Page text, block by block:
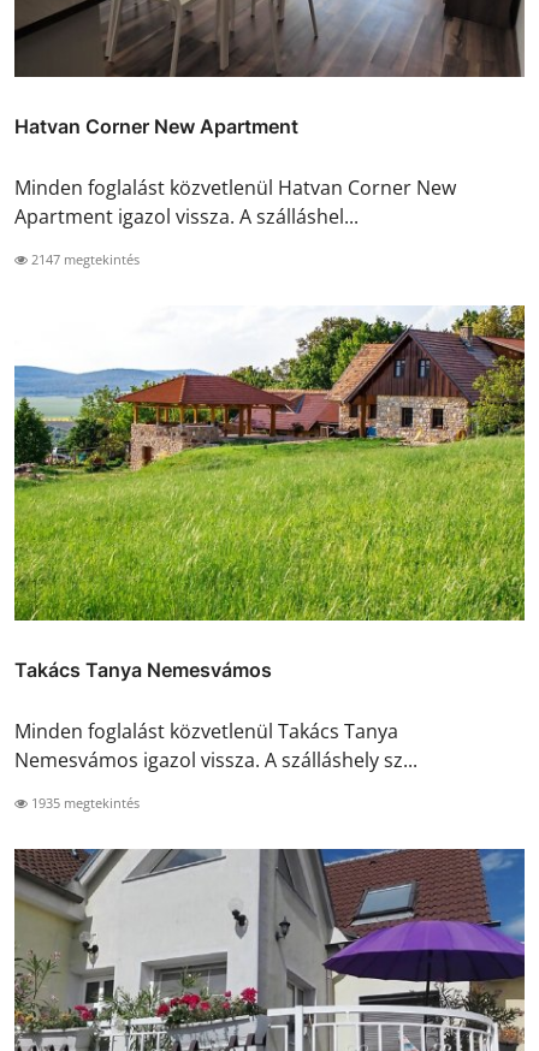
Hatvan Corner New Apartment
Minden foglalást közvetlenül Hatvan Corner New
Apartment igazol vissza. A szálláshel...
2147 megtekintés
Takács Tanya Nemesvámos
Minden foglalást közvetlenül Takács Tanya
Nemesvámos igazol vissza. A szálláshely sz...
1935 megtekintés